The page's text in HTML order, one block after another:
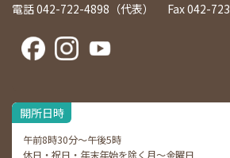
電話 042-722-4898（代表） Fax 042-
開所日時
午前8時30分～午後5時
休日・祝日・年末年始を除く月～金曜日